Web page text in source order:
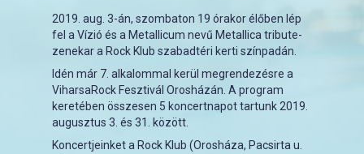
2019. aug. 3-án, szombaton 19 órakor élőben lép
fel a Vízió és a Metallicum nevű Metallica tribute-
zenekar a Rock Klub szabadtéri kerti színpadán.
Idén már 7. alkalommal kerül megrendezésre a
ViharsaRock Fesztivál Orosházán. A program
keretében összesen 5 koncertnapot tartunk 2019.
augusztus 3. és 31. között.
Koncertjeinket a Rock Klub (Orosháza, Pacsirta u.